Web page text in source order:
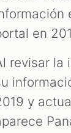
en
revisar la
y